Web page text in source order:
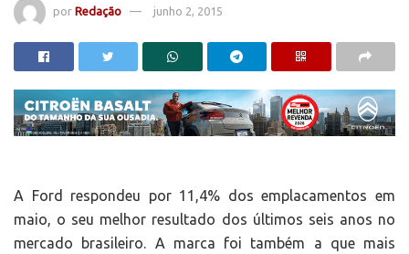
por Redação junho 2, 2015
A Ford respondeu por 11,4% dos emplacamentos em
maio, o seu melhor resultado dos últimos seis anos no
mercado brasileiro. A marca foi também a que mais